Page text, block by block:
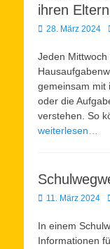
ihren Eltern
Veröffentlicht
28. März 2024
Jeden
gemeinsam mit
oder die
verstehen. So
weiterlesen…
Veröffentlicht
11. März 2024
In einem
Informationen